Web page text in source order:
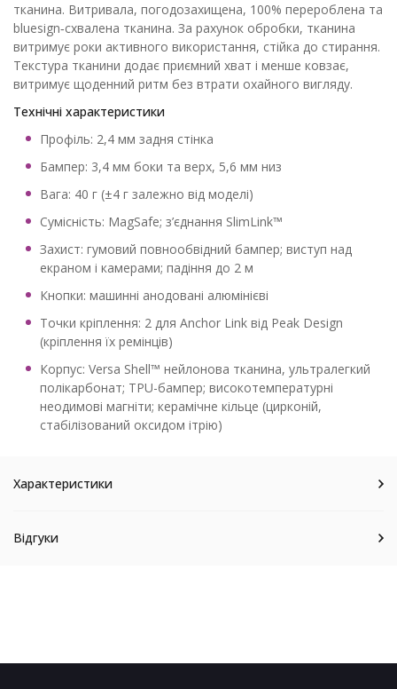
тканина. Витривала, погодозахищена, 100% перероблена та
bluesign‑схвалена тканина. За рахунок обробки, тканина
витримує роки активного використання, стійка до стирання.
Текстура тканини додає приємний хват і менше ковзає,
витримує щоденний ритм без втрати охайного вигляду.
Технічні характеристики
Профіль: 2,4 мм задня стінка
Бампер: 3,4 мм боки та верх, 5,6 мм низ
Вага: 40 г (±4 г залежно від моделі)
Сумісність: MagSafe; з’єднання SlimLink™
Захист: гумовий повнообвідний бампер; виступ над
екраном і камерами; падіння до 2 м
Кнопки: машинні анодовані алюмінієві
Точки кріплення: 2 для Anchor Link від Peak Design
(кріплення їх ремінців)
Корпус: Versa Shell™ нейлонова тканина, ультралегкий
полікарбонат; TPU-бампер; високотемпературні
неодимові магніти; керамічне кільце (цирконій,
стабілізований оксидом ітрію)
Характеристики
Відгуки